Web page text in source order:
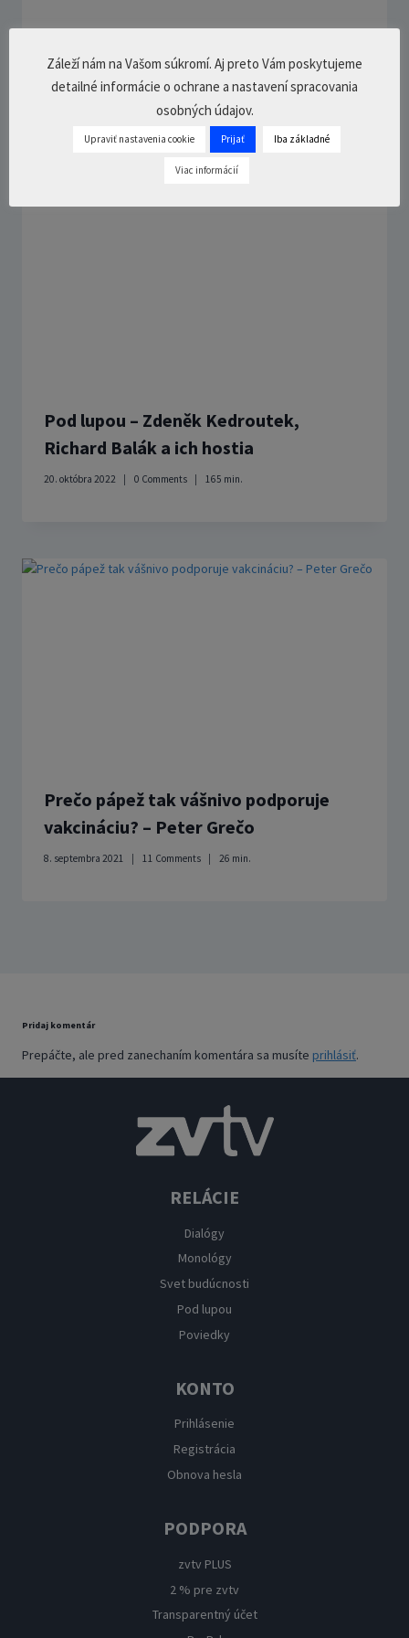
Slovensku – Anton Májovský
Pod lupou – Zdeněk Kedroutek,
Richard Balák a ich hostia
20. októbra 2022 0 Comments 165 min.
Prečo pápež tak vášnivo podporuje
vakcináciu? – Peter Grečo
8. septembra 2021 11 Comments 26 min.
Pridaj komentár
Prepáčte, ale pred zanechaním komentára sa musíte prihlásiť.
RELÁCIE
Dialógy
Monológy
Svet budúcnosti
Pod lupou
Poviedky
KONTO
Prihlásenie
Registrácia
Obnova hesla
PODPORA
zvtv PLUS
2 % pre zvtv
Transparentný účet
Záleží nám na Vašom súkromí. Aj preto Vám poskytujeme
detailné informácie o ochrane a nastavení spracovania
osobných údajov.
Upraviť nastavenia cookie Prijať Iba základné
Viac informácií